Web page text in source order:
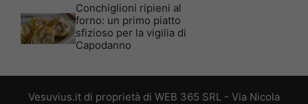
Conchiglioni ripieni al
forno: un primo piatto
sfizioso per la vigilia di
Capodanno
Vesuvius.it di proprietà di WEB 365 SRL - Via Nicola